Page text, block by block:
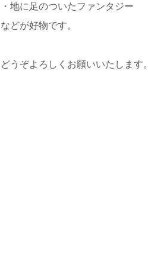
・地に足のついたファンタジー
などが好物です。
どうぞよろしくお願いいたします。